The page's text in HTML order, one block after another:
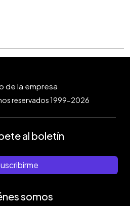
reservados 1999-2026
al boletín
somos